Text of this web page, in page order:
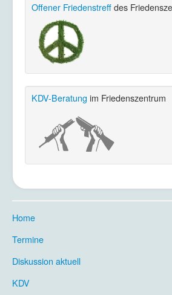
Offener Friedenstreffdes
KDV-Beratung im Friedenszentrum
Home
Termine
Diskussion aktuell
KDV